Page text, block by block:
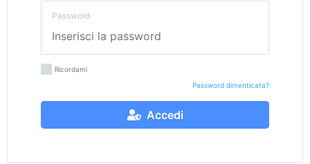
Password
Ricordami
Password dimenticata?
Accedi